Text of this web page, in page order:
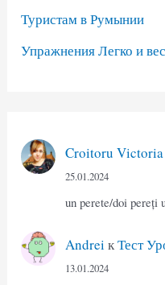
Туристам в Румынии
Упражнения Легко и
Croitoru Victoria
25.01.2024
un perete/doi
Andrei кТест
13.01.2024